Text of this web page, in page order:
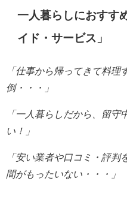
一人暮らしにおすす
イド・サービス 」
「仕事から帰ってきて料理
倒・・・」
「一人暮らしだから、留守
い！」
「安い業者や口コミ・評
間がもったいない・・・」